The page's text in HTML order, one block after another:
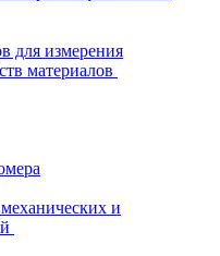
для измерения
материалов
и